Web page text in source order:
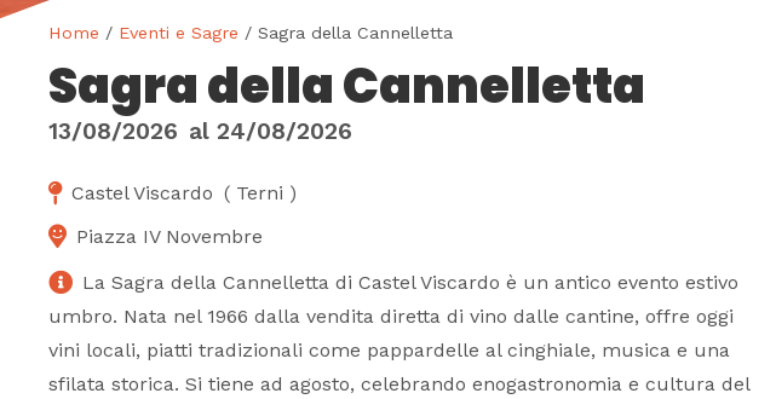
Home / Eventi e Sagre / Sagra della Cannelletta
Sagra della Cannelletta
13/08/2026 al 24/08/2026
Castel Viscardo ( Terni )
Piazza IV Novembre
La Sagra della Cannelletta di Castel Viscardo è un antico evento estivo
umbro. Nata nel 1966 dalla vendita diretta di vino dalle cantine, offre oggi
vini locali, piatti tradizionali come pappardelle al cinghiale, musica e una
sfilata storica. Si tiene ad agosto, celebrando enogastronomia e cultura del